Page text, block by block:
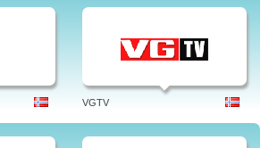
VGTV